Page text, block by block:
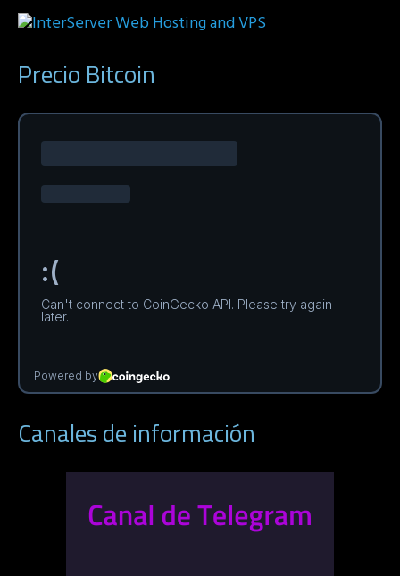
Precio Bitcoin
Canales de información